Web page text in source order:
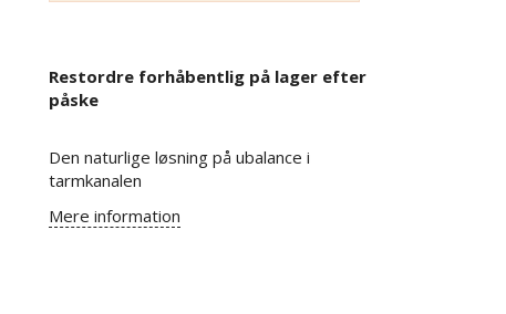
Restordre forhåbentlig på lager efter
påske
Den naturlige løsning på ubalance i
tarmkanalen
Mere information